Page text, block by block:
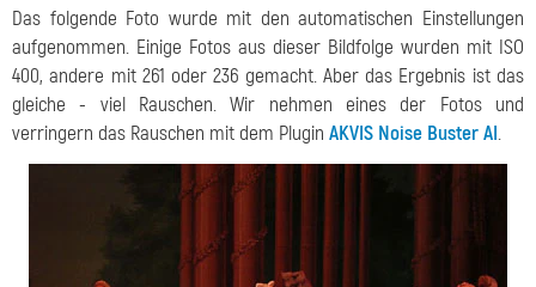
Das folgende Foto wurde mit den automatischen Einstellungen
aufgenommen. Einige Fotos aus dieser Bildfolge wurden mit ISO
400, andere mit 261 oder 236 gemacht. Aber das Ergebnis ist das
gleiche - viel Rauschen. Wir nehmen eines der Fotos und
verringern das Rauschen mit dem Plugin AKVIS Noise Buster AI.